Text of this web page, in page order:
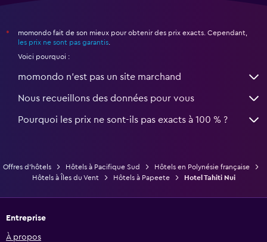
*
momondo fait de son mieux pour obtenir des prix exacts. Cependant,
les prix ne sont pas garantis
Voici pourquoi :
momondo n'est pas un site marchand
Nous recueillons des données pour vous
Pourquoi les prix ne sont-ils pas exacts à 100 % ?
Offres d’hôtels Hôtels à Pacifique Sud
Hôtels en Polynésie française
Hôtels à Îles du Vent
Hôtels à Papeete Hotel Tahiti Nui
Entreprise
À propos